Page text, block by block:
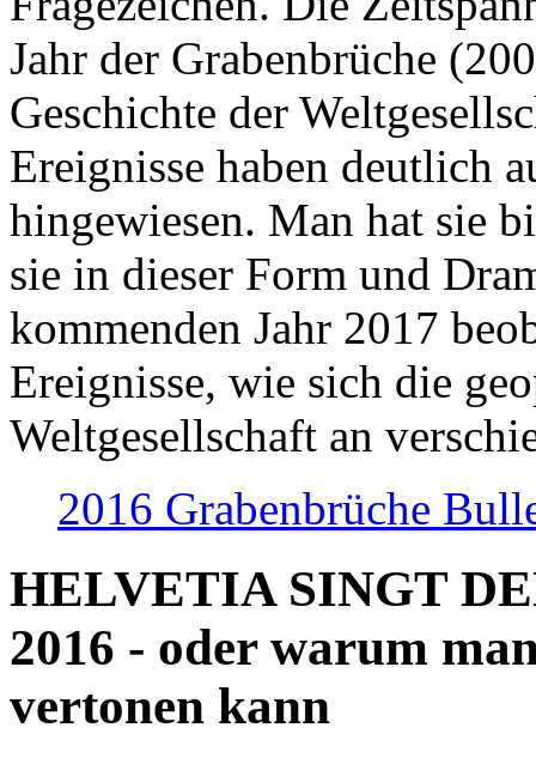
Jahr der Grabenbrüche
Geschichte der
Ereignisse haben deutlich
hingewiesen. Man hat sie
sie in dieser Form und
kommenden Jahr 2017
Ereignisse, wie sich die
Weltgesellschaft an
2016 Grabenbrüche
HELVETIA SINGT
2016 - oder warum
vertonen kann